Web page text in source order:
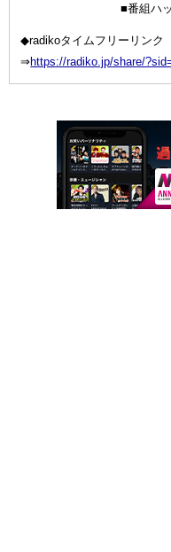
■番組ハ
◆radikoタイムフリーリンク
⇒https://radiko.jp/share/